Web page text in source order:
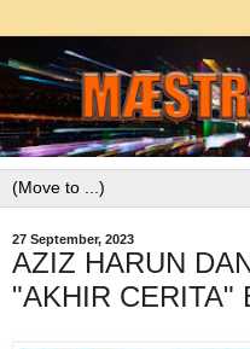
27 September, 2023
AZIZ HARUN
"AKHIR CERITA"